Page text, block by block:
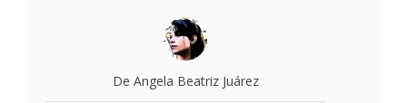
De Angela Beatriz Juárez